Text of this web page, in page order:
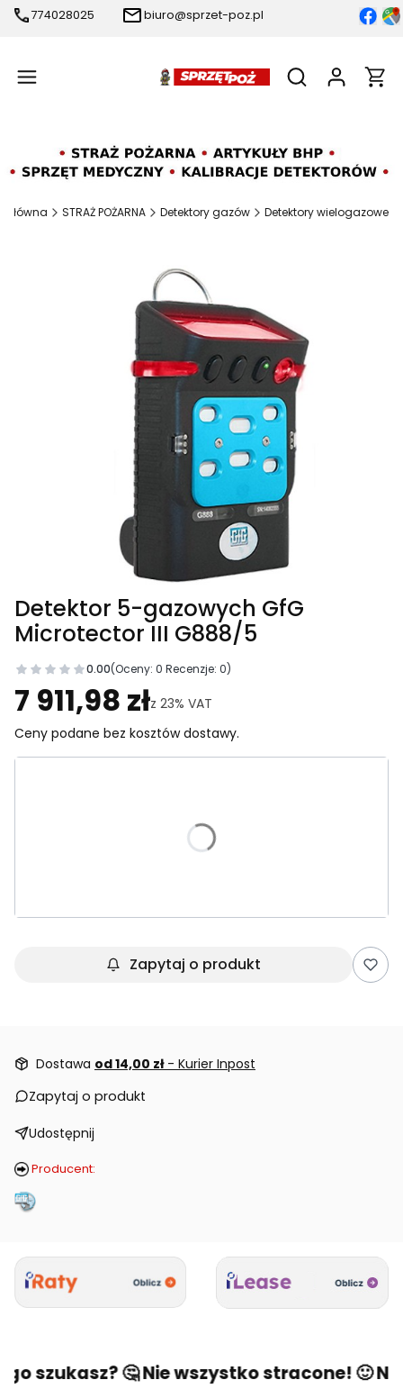
774028025 biuro@sprzet-poz.pl
Otwórz
główna STRAŻ POŻARNA Detektory gazów Detektory wielogazowe
Detektor 5-gazowych GfG
Microtector III G888/5
0.00(Oceny: 0 Recenzje: 0)
Przejdź do sekcji Opinie
7 911,98 złz 23% VAT
Ceny podane bez kosztów dostawy.
Zapytaj o produkt
Dostawa od 14,00 zł - Kurier Inpost
Zapytaj o produkt
Udostępnij
Producent:
🤔 Nie wszystko stracone! 🙂